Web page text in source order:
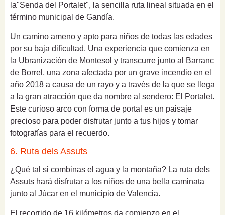
la"Senda del Portalet", la sencilla ruta lineal situada en el
término municipal de Gandía.
Un camino ameno y apto para niños de todas las edades
por su baja dificultad. Una experiencia que comienza en
la Ubranización de Montesol y transcurre junto al Barranc
de Borrel, una zona afectada por un grave incendio en el
año 2018 a causa de un rayo y a través de la que se llega
a la gran atracción que da nombre al sendero: El Portalet.
Este curioso arco con forma de portal es un paisaje
precioso para poder disfrutar junto a tus hijos y tomar
fotografías para el recuerdo.
6. Ruta dels Assuts
¿Qué tal si combinas el agua y la montaña? La ruta dels
Assuts hará disfrutar a los niños de una bella caminata
junto al Júcar en el municipio de Valencia.